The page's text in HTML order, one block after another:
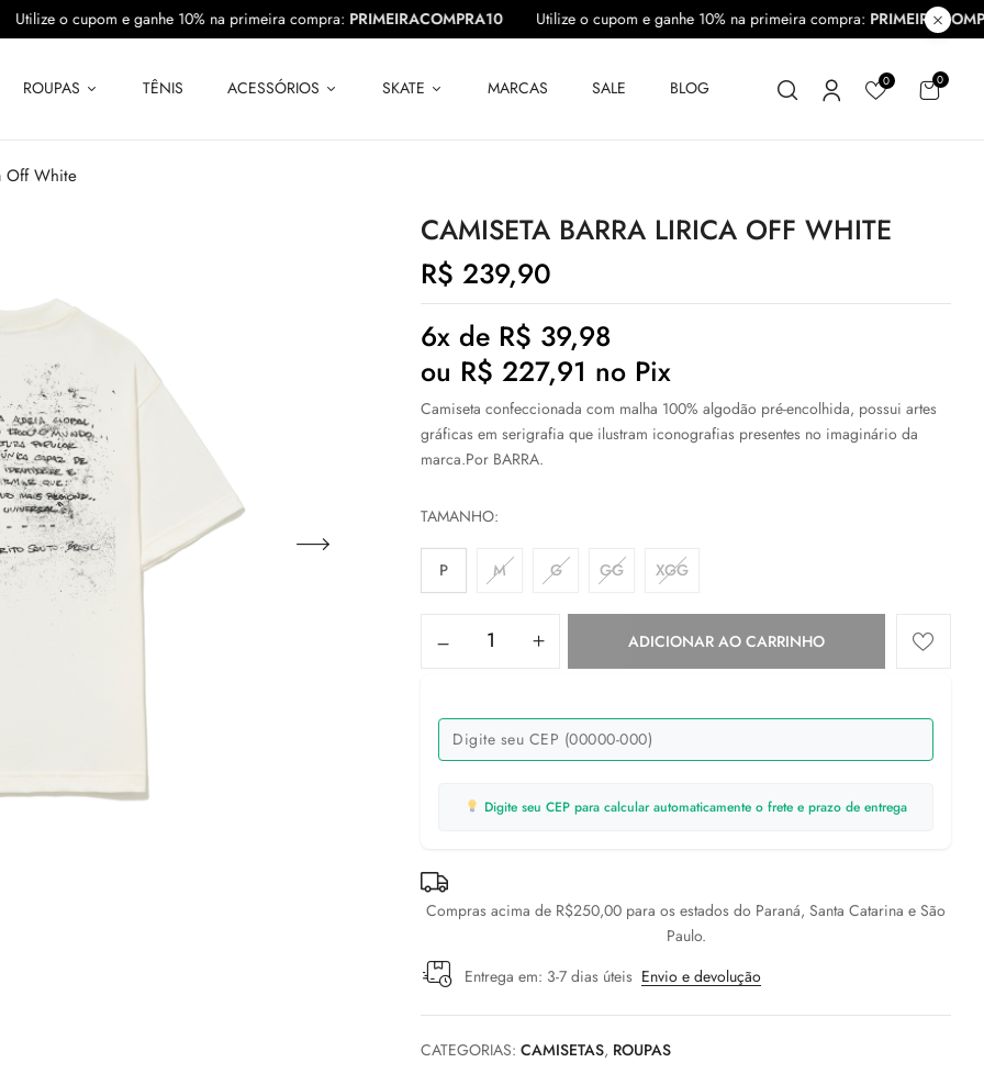
Utilize o cupom e ganhe 10% na primeira compra:PRIMEIRACOMPRA10 Utilize o cupom e ganhe 10% na primeira compra:
ROUPAS TÊNIS ACESSÓRIOS SKATE MARCAS SALE BLOG 0 0
Off White
CAMISETA BARRA LIRICA OFF WHITE
R$ 239,90
6x de R$ 39,98
ou R$ 227,91 no Pix
Camiseta confeccionada com malha 100% algodão pré-encolhida, possui artes
gráficas em serigrafia que ilustram iconografias presentes no imaginário da
marca.Por BARRA.
TAMANHO
P M G GG XGG
ADICIONAR AO CARRINHO
Digite seu CEP para calcular automaticamente o frete e prazo de entrega
Compras acima de R$250,00 para os estados do Paraná, Santa Catarina e São
Paulo.
Entrega em: 3-7 dias úteis Envio e devolução
CATEGORIAS:CAMISETAS, ROUPAS